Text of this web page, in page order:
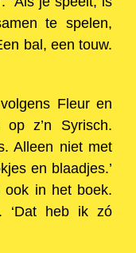
te spelen,
bal, een touw.
Fleur en
z’n Syrisch.
Alleen niet met
en blaadjes.’
ook in het boek.
‘Dat heb ik zó